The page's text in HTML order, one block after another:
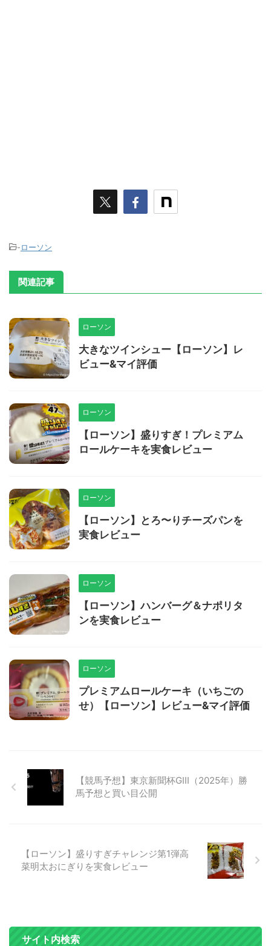
-ローソン
関連記事
ローソン
大きなツインシュー【ローソン】レ
ビュー&マイ評価
ローソン
【ローソン】盛りすぎ！プレミアム
ロールケーキを実食レビュー
ローソン
【ローソン】とろ〜りチーズパンを
実食レビュー
ローソン
【ローソン】ハンバーグ＆ナポリタ
ンを実食レビュー
ローソン
プレミアムロールケーキ（いちごの
せ）【ローソン】レビュー&マイ評価
【競馬予想】東京新聞杯GⅢ（2025年）勝
馬予想と買い目公開
【ローソン】盛りすぎチャレンジ第1弾高
菜明太おにぎりを実食レビュー
サイト内検索